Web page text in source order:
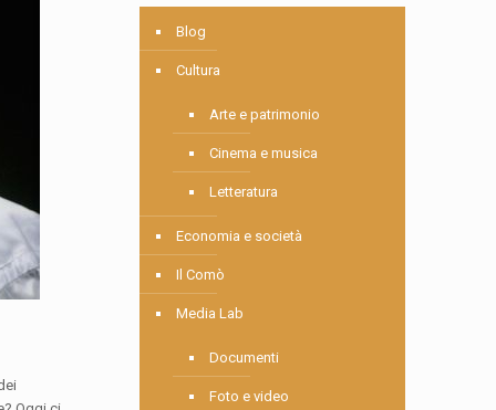
Blog
Cultura
Arte e patrimonio
Cinema e musica
Letteratura
Economia e società
Il Comò
Media Lab
Documenti
Foto e video